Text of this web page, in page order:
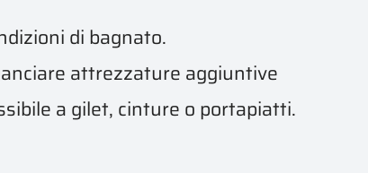
di bagnato.
attrezzature aggiuntive
a gilet, cinture o portapiatti.